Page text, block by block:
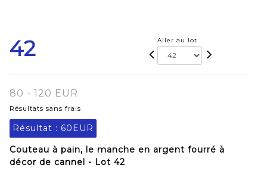
42 Aller au lot
80 - 120 EUR
Résultats sans frais
Résultat : 60EUR
Couteau à pain, le manche en argent fourré à
décor de cannel - Lot 42